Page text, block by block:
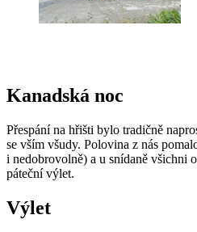
Kanadská noc
Přespání na hřišti bylo tradičně
se vším všudy. Polovina z nás
i nedobrovolně) a u snídaně všichni
páteční výlet.
Výlet